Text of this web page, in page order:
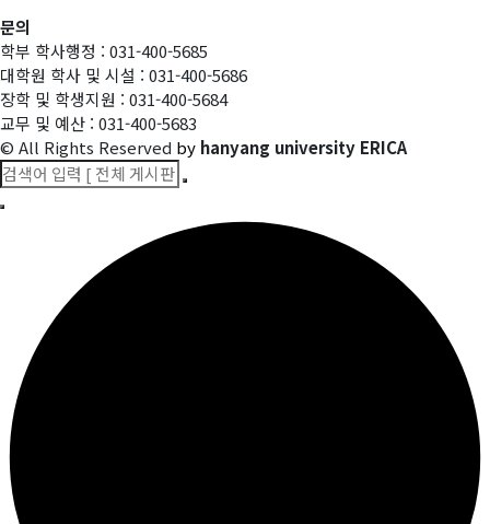
문의
학부 학사행정 : 031-400-5685
대학원 학사 및 시설 : 031-400-5686
장학 및 학생지원 : 031-400-5684
교무 및 예산 : 031-400-5683
© All Rights Reserved by hanyang university ERICA